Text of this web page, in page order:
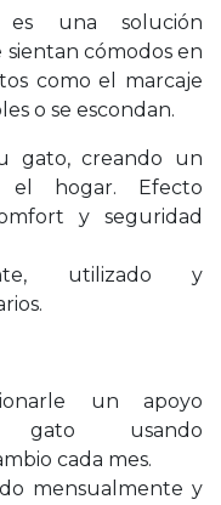
una solución
cómodos en
como el marcaje
o se escondan.
gato, creando un
el hogar. Efecto
y seguridad
utilizado y
un apoyo
usando
cada mes.
mensualmente y